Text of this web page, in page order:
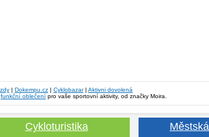
| Dokempu.cz | Cyklobazar| Aktivni dovolená
funkční oblečení pro vaše sportovní aktivity, od značky Moira.
Cykloturistika